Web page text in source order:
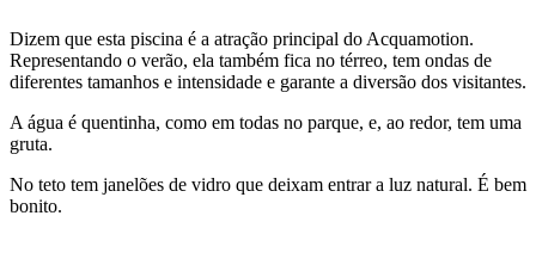
Dizem que esta piscina é a atração principal do Acquamotion.
Representando o verão, ela também fica no térreo, tem ondas de
diferentes tamanhos e intensidade e garante a diversão dos visitantes.
A água é quentinha, como em todas no parque, e, ao redor, tem uma
gruta.
No teto tem janelões de vidro que deixam entrar a luz natural. É bem
bonito.